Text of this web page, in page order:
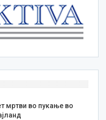
мртви во пукање во